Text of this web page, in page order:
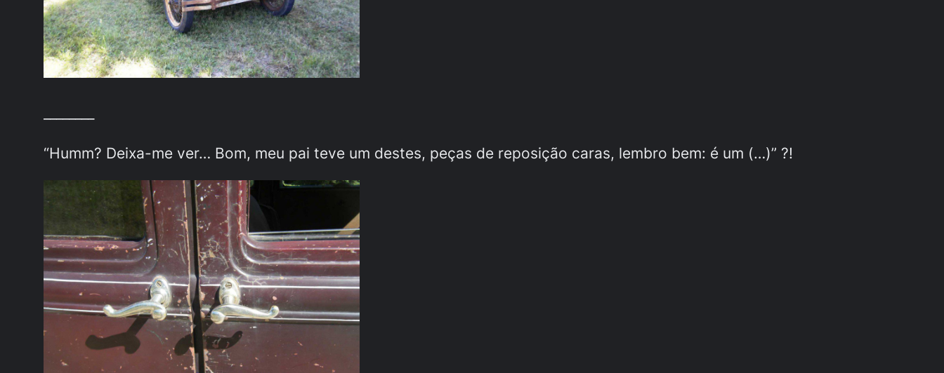
“Humm? Deixa-me ver… Bom, meu pai teve um destes, peças de reposição caras, lembro bem: é um (…)” ?!